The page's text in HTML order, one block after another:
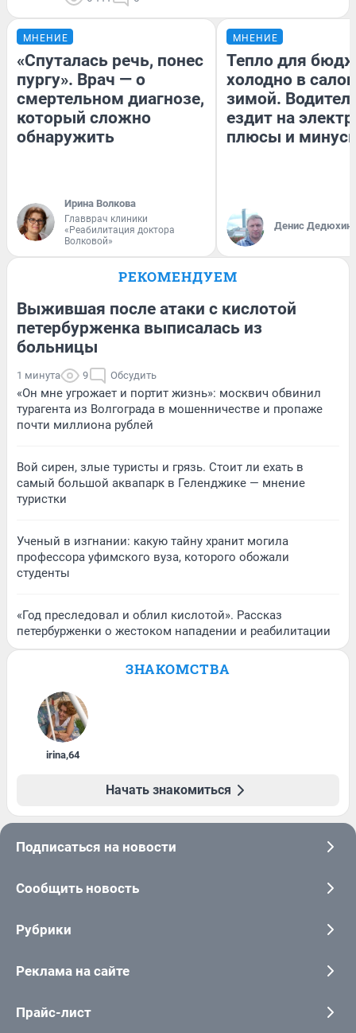
МНЕНИЕ
«Спуталась речь, понес
пургу». Врач — о
смертельном диагнозе,
который сложно
обнаружить
Ирина Волкова
Главврач клиники
«Реабилитация доктора
Волковой»
МНЕНИЕ
Тепло для
холодно в
зимой.
ездит на
плюсы и
Денис Дедюхин
РЕКОМЕНДУЕМ
Выжившая после атаки с кислотой
петербурженка выписалась из
больницы
1 минута 9 Обсудить
«Он мне угрожает и портит жизнь»: москвич обвинил
турагента из Волгограда в мошенничестве и пропаже
почти миллиона рублей
Вой сирен, злые туристы и грязь. Стоит ли ехать в
самый большой аквапарк в Геленджике — мнение
туристки
Ученый в изгнании: какую тайну хранит могила
профессора уфимского вуза, которого обожали
студенты
«Год преследовал и облил кислотой». Рассказ
петербурженки о жестоком нападении и реабилитации
ЗНАКОМСТВА
irina,64
Начать знакомиться
Подписаться на новости
Сообщить новость
Рубрики
Реклама на сайте
Прайс-лист